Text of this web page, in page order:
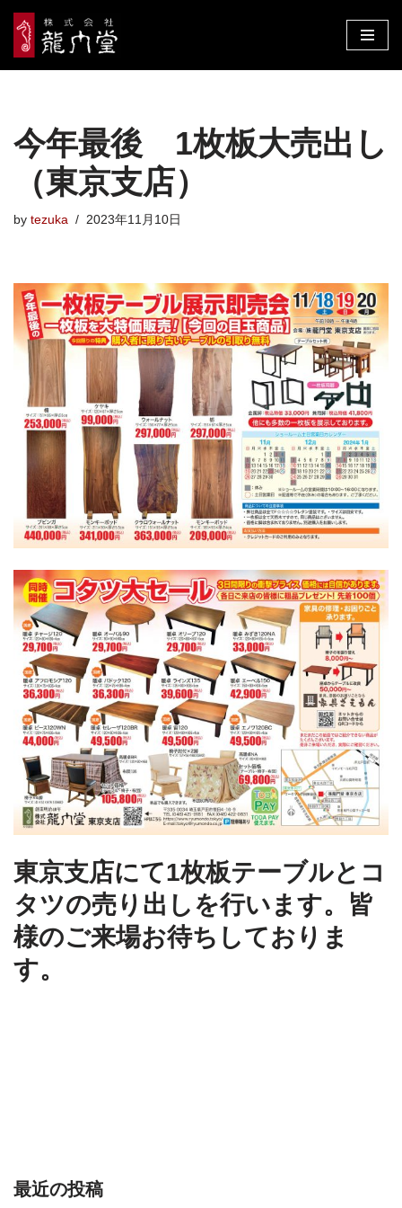
コ
ン
ツ
ッ
今年最後 1枚板大売出し
（東京支店）
by tezuka 2023年11月10日
東京支店にて1枚板テーブルとコ
タツの売り出しを行います。皆
様のご来場お待ちしておりま
す。
最近の投稿